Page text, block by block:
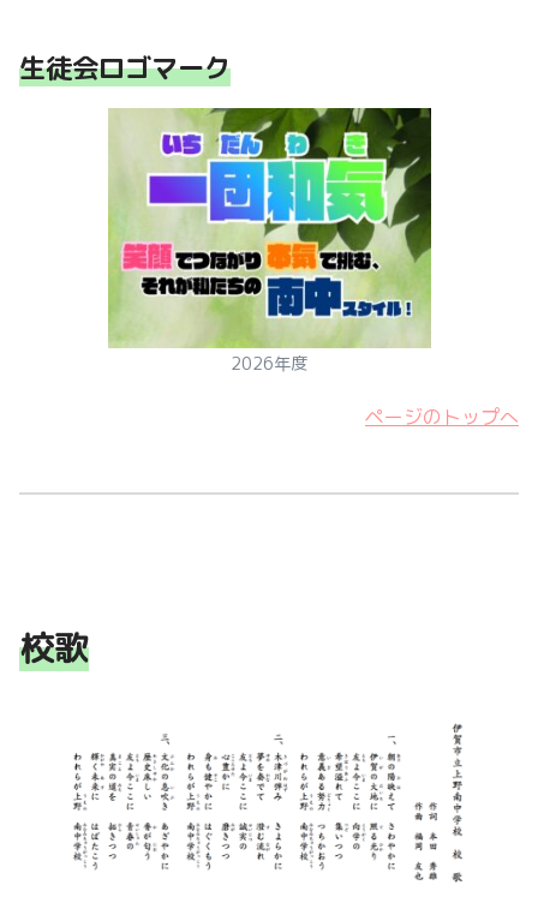
生徒会ロゴマーク
2026年度
ページのトップへ
校歌